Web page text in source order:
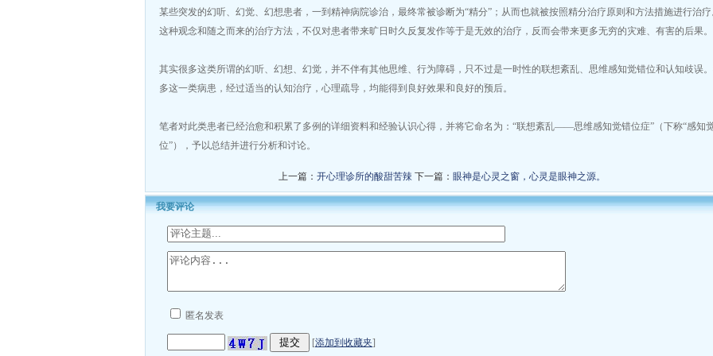
某些突发的幻听、幻觉、幻想患者，一到精神病院诊治，最终常被诊断为“精分”；从而也就被按照精分治疗原则和方法措施进行治疗
这种观念和随之而来的治疗方法，不仅对患者带来旷日时久反复发作等于是无效的治疗，反而会带来更多无穷的灾难、有害的后果。
其实很多这类所谓的幻听、幻想、幻觉，并不伴有其他思维、行为障碍，只不过是一时性的联想紊乱、思维感知觉错位和认知歧误
多这一类病患，经过适当的认知治疗，心理疏导，均能得到良好效果和良好的预后。
笔者对此类患者已经治愈和积累了多例的详细资料和经验认识心得，并将它命名为：“联想紊乱——思维感知觉错位症”（下称“感知
位”），予以总结并进行分析和讨论。
上一篇： 开心理诊所的酸甜苦辣 下一篇： 眼神是心灵之窗，心灵是眼神之源。
我要评论
匿名发表
[添加到收藏夹]